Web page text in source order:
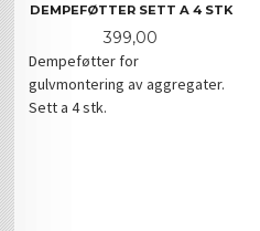
DEMPEFØTTER SETT A 4 STK
Pris
399,00
Dempeføtter for
gulvmontering av aggregater.
Sett a 4 stk.